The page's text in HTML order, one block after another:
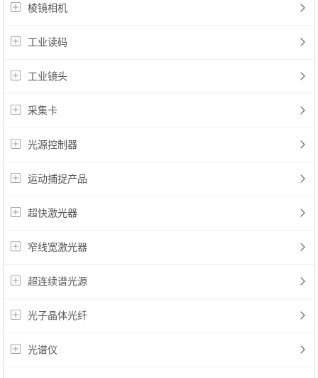
棱镜相机
工业读码
工业镜头
采集卡
光源控制器
运动捕捉产品
超快激光器
窄线宽激光器
超连续谱光源
光子晶体光纤
光谱仪